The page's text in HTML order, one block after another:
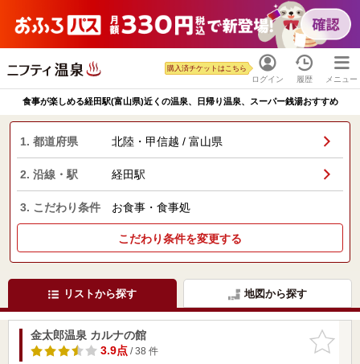
ログイン
購入済チケットはこちら
履歴 メニュー
食事が楽しめる経田駅(富山県)近くの温泉、日帰り温泉、スーパー銭湯おすすめ
1. 都道府県 北陸・甲信越 / 富山県
2. 沿線・駅 経田駅
3. こだわり条件 お食事・食事処
こだわり条件を変更する
リストから探す 地図から探す
お気に入
りに追加
金太郎温泉 カルナの館
3.9点/ 38 件